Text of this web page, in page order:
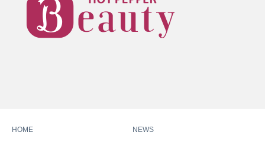
HOME NEWS